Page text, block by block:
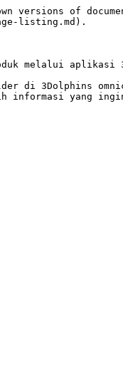
of
listing.md).
melalui aplikasi
di 3Dolphins
informasi yang